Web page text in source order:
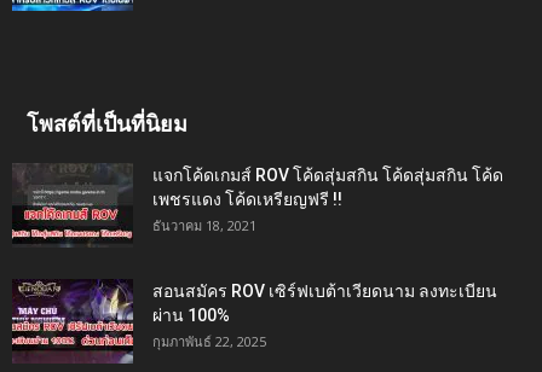
โพสต์ที่เป็นที่นิยม
แจกโค้ดเกมส์ ROV โค้ดสุ่มสกิน โค้ดสุ่มสกิน โค้ด
เพชรแดง โค้ดเหรียญฟรี !!
ธันวาคม 18, 2021
สอนสมัคร ROV เซิร์ฟเบต้าเวียดนาม ลงทะเบียน
ผ่าน 100%
กุมภาพันธ์ 22, 2025